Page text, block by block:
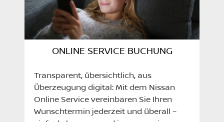
ONLINE SERVICE BUCHUNG
Transparent, übersichtlich, aus
Überzeugung digital: Mit dem Nissan
Online Service vereinbaren Sie Ihren
Wunschtermin jederzeit und überall –